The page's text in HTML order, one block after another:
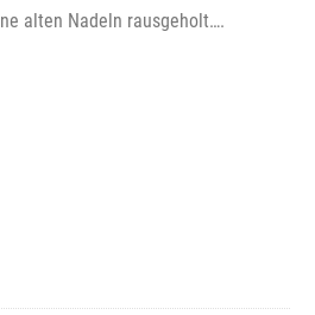
alten Nadeln rausgeholt….